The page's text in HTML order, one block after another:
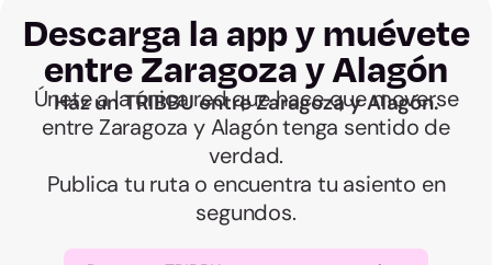
Descarga la app y muévete
entre Zaragoza y Alagón
Haz un TRIBBU entre Zaragoza y Alagón.
Únete a la única red que hace que moverse
entre Zaragoza y Alagón tenga sentido de
verdad.
Publica tu ruta o encuentra tu asiento en
segundos.